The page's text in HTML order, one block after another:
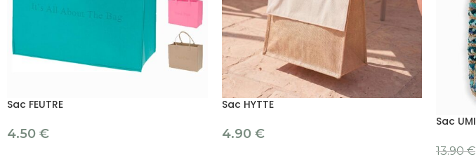
Sac FEUTRE
4.50 €
Sac HYTTE
4.90 €
Sac UMI
13.90€